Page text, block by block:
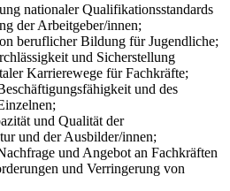
nationaler Qualifikationsstandards
der Arbeitgeber/innen;
beruflicher Bildung für Jugendliche;
und Sicherstellung
Karrierewege für Fachkräfte;
und des
und Qualität der
und der Ausbilder/innen;
und Angebot an Fachkräften
und Verringerung von